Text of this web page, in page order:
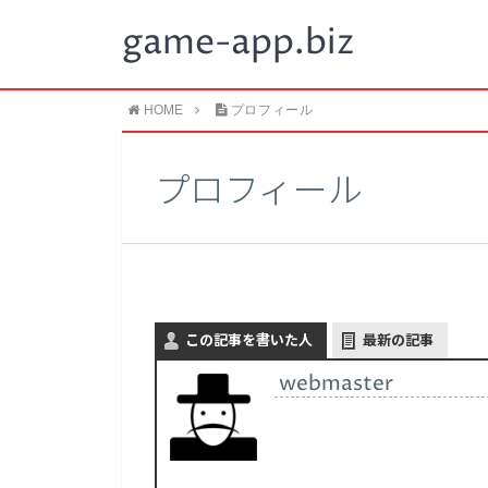
game-app.biz
HOME プロフィール
プロフィール
この記事を書いた人 最新の記事
webmaster